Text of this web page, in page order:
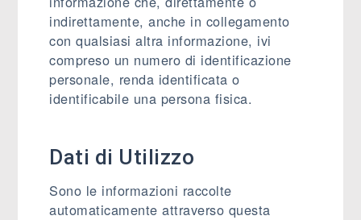
indirettamente, anche in collegamento
con qualsiasi altra informazione, ivi
compreso un numero di identificazione
personale, renda identificata o
identificabile una persona fisica.
Dati di Utilizzo
Sono le informazioni raccolte
automaticamente attraverso questa